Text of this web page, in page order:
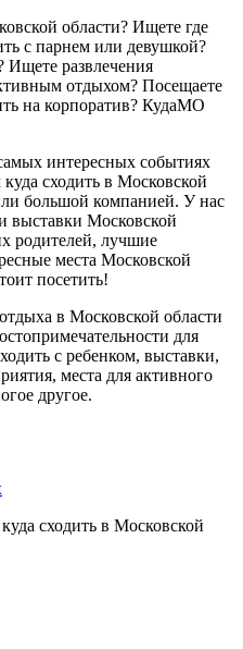
области? Ищете где
с парнем или девушкой?
Ищете развлечения
отдыхом? Посещаете
на корпоратив? КудаМО
интересных событиях
сходить в Московской
большой компанией. У нас
выставки Московской
родителей, лучшие
места Московской
посетить!
в Московской области
для
с ребенком, выставки,
места для активного
другое.
сходить в Московской